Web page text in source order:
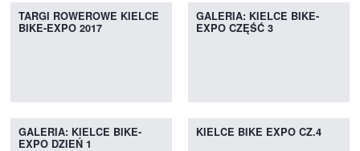
TARGI ROWEROWE KIELCE
BIKE-EXPO 2017
GALERIA: KIELCE BIKE-
EXPO CZĘŚĆ 3
GALERIA: KIELCE BIKE-
EXPO DZIEŃ 1
KIELCE BIKE EXPO CZ.4